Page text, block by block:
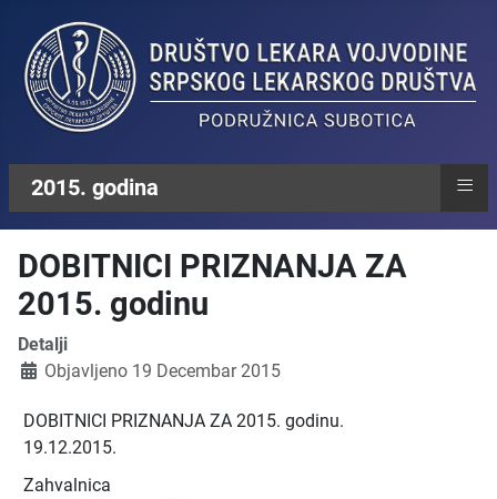
2015. godina ≡
DOBITNICI PRIZNANJA ZA
2015. godinu
Detalji
Objavljeno 19 Decembar 2015
DOBITNICI PRIZNANJA ZA 2015. godinu.
19.12.2015.
Zahvalnica